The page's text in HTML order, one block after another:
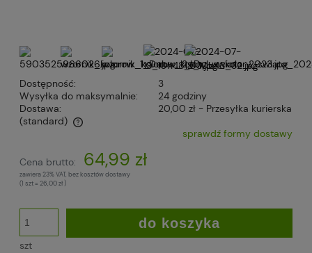
Dostępność:
3
Wysyłka do maksymalnie:
24 godziny
Dostawa:
20,00 zł - Przesyłka kurierska
(standard)
Cena nie zawiera ewentualnych kosztów płatnościsprawdź formy dostawy
Cena brutto: 64,99 zł
zawiera 23% VAT, bez kosztów dostawy
(1 szt= 26,00 zł )
szt
do koszyka